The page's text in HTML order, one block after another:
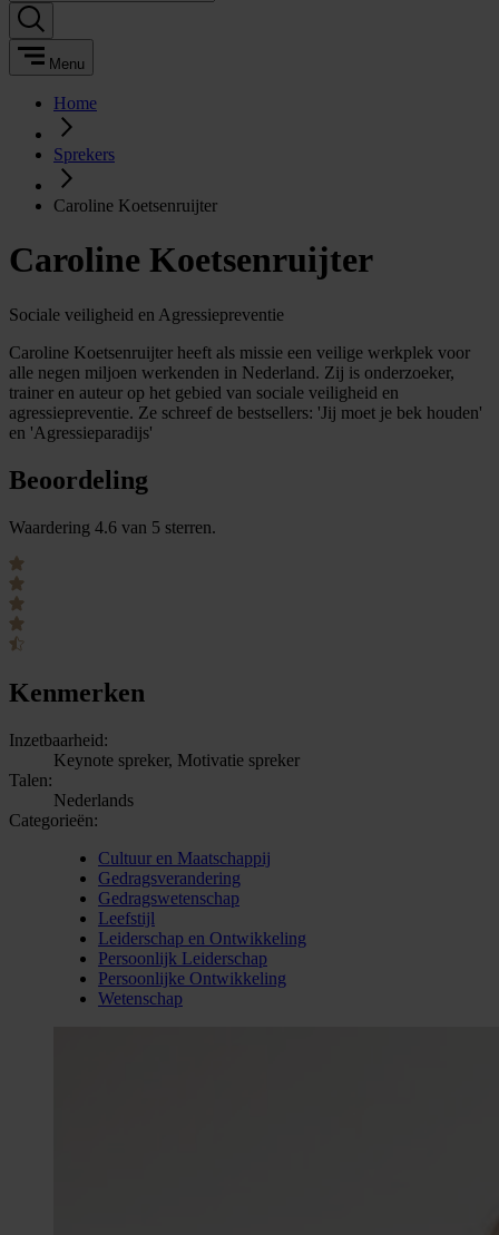
Menu
Home
Sprekers
Caroline Koetsenruijter
Caroline Koetsenruijter
Sociale veiligheid en Agressiepreventie
Caroline Koetsenruijter heeft als missie een veilige werkplek voor
alle negen miljoen werkenden in Nederland. Zij is onderzoeker,
trainer en auteur op het gebied van sociale veiligheid en
agressiepreventie. Ze schreef de bestsellers: 'Jij moet je bek houden'
en 'Agressieparadijs'
Beoordeling
Waardering 4.6 van 5 sterren.
Kenmerken
Inzetbaarheid:
Keynote spreker, Motivatie spreker
Talen:
Nederlands
Categorieën:
Cultuur en Maatschappij
Gedragsverandering
Gedragswetenschap
Leefstijl
Leiderschap en Ontwikkeling
Persoonlijk Leiderschap
Persoonlijke Ontwikkeling
Wetenschap